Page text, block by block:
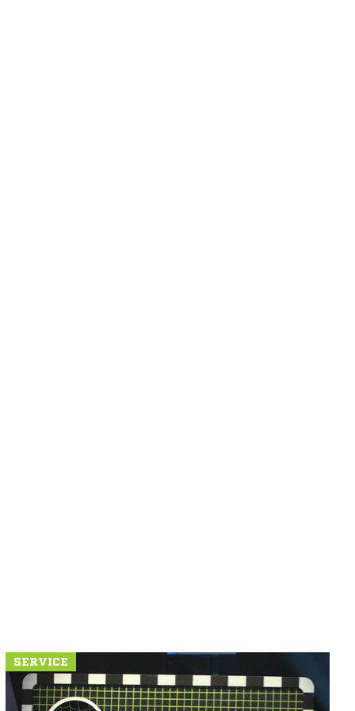
SERVICE